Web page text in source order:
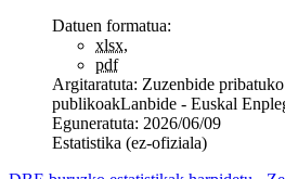
Datuen formatua:
xlsx,
pdf
Argitaratuta: Zuzenbide
publikoakLanbide - Euskal
Eguneratuta: 2026/06/09
Estatistika (ez-ofiziala)